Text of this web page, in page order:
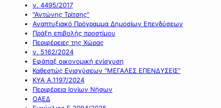
ν. 4495/2017
"Αντώνης Τρίτσης"
Αναπτυξιακό Πρόγραμμα Δημοσίων Επενδύσεων
Πράξη επιβολής προστίμου
Περιφέρειες της Χώρας
ν. 5162/2024
Εφάπαξ οικονομική ενίσχυση
Καθεστώς Ενισχύσεων “ΜΕΓΑΛΕΣ ΕΠΕΝΔΥΣΕΙΣ”
ΚΥΑ Α.1197/2024
Περιφέρεια Ιονίων Νήσων
ΟΑΕΔ